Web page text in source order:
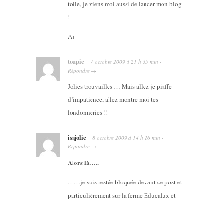
toile, je viens moi aussi de lancer mon blog
!
A+
toupie 7 octobre 2009 à 21 h 35 min ·
Répondre →
Jolies trouvailles … Mais allez je piaffe
d’impatience, allez montre moi tes
londonneries !!
isajolie 8 octobre 2009 à 14 h 26 min ·
Répondre →
Alors là…..
……je suis restée bloquée devant ce post et
particulièrement sur la ferme Educalux et